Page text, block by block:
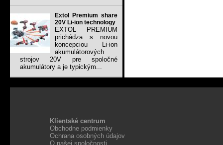
Extol Premium share
20V Li-ion technology
EXTOL PREMIUM
prichádza s novou
koncepciou Li-ion
akumulátorových
strojov 20V pre spoločné
akumulátory a je typickým...
Klientské centrum
Obchodne podmienky
Ochrana osobných údajov
O našej spoločnosti